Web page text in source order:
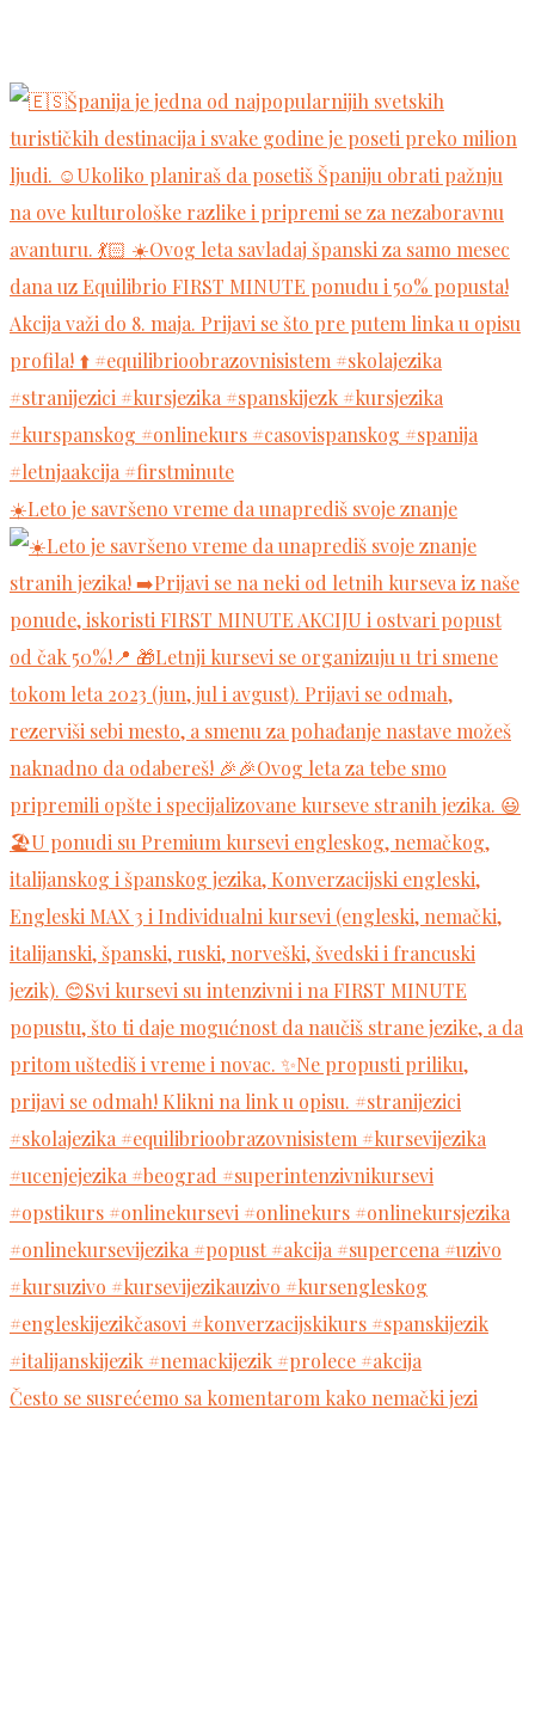
☀️Leto je savršeno vreme da unaprediš svoje znanje
Često se susrećemo sa komentarom kako nemački jezi